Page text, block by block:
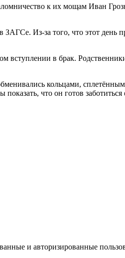
к их мощам Иван
Из-за того, что этот день
вступлении в брак.
кольцами,
что он готов
и авторизированные